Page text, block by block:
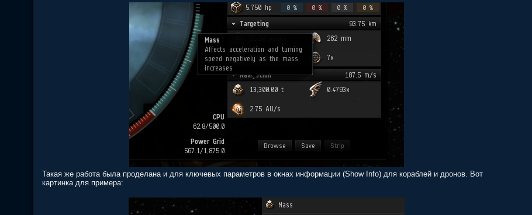
Такая же работа была проделана и для ключевых параметров в окнах информации (Show Info) для кораблей и дронов. Вот
картинка для примера: